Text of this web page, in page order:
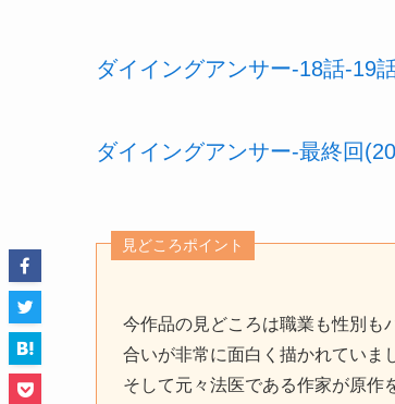
ダイイングアンサー-18話-19
ダイイングアンサー-最終回
見どころポイント
今作品の見どころは職業も性別も
合いが非常に面白く描かれていま
そして元々法医である作家が原作